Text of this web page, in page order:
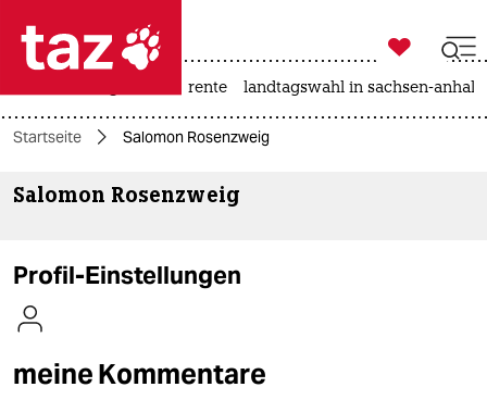
 taz zahl ich
taz zahl ich
themen
kultur

taz zahl ich
rente landtagswahl in sachsen-anhalt
Startseite Salomon Rosenzweig
Salomon Rosenzweig
Profil-Einstellungen
meine Kommentare